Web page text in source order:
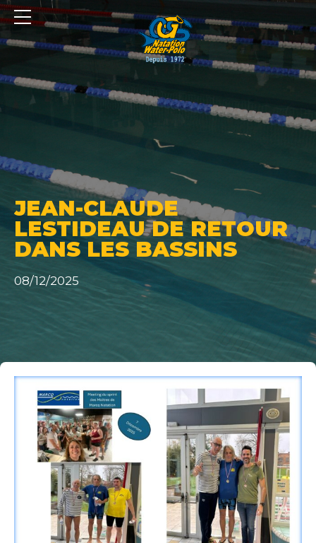
JEAN-CLAUDE
LESTIDEAU DE RETOUR
DANS LES BASSINS
08/12/2025
Panneau de gestion des cookies